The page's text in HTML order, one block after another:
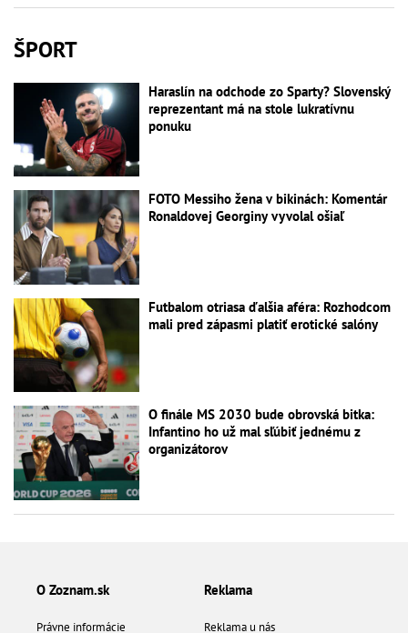
ŠPORT
Haraslín na odchode zo Sparty? Slovenský
reprezentant má na stole lukratívnu
ponuku
FOTO Messiho žena v bikinách: Komentár
Ronaldovej Georginy vyvolal ošiaľ
Futbalom otriasa ďalšia aféra: Rozhodcom
mali pred zápasmi platiť erotické salóny
O finále MS 2030 bude obrovská bitka:
Infantino ho už mal sľúbiť jednému z
organizátorov
O Zoznam.sk
Právne informácie
Reklama
Reklama u nás